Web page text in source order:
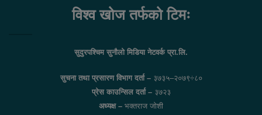
विश्व खोज तर्फको टिमः
सुदुरपश्चिम सुनौलो मिडिया नेटवर्क प्रा.लि.
सुचना तथा प्रसारण विभाग दर्ता – ३७३५–२०७९÷८०
प्रेस काउन्सिल दर्ता – ३७२३
अध्यक्ष – भक्तराज जोशी